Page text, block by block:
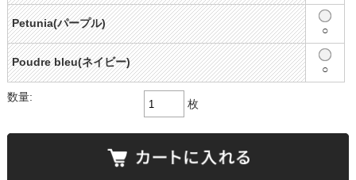
Petunia(パープル)
○
Poudre bleu(ネイビー)
○
数量:
枚